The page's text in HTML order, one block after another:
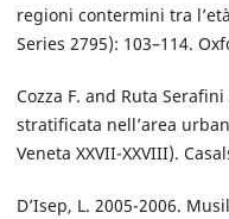
regioni contermini tra
Series 2795): 103–114.
Cozza F. and Ruta
stratificata nell’area
Veneta XXVII-XXVIII).
D’Isep, L. 2005-2006.